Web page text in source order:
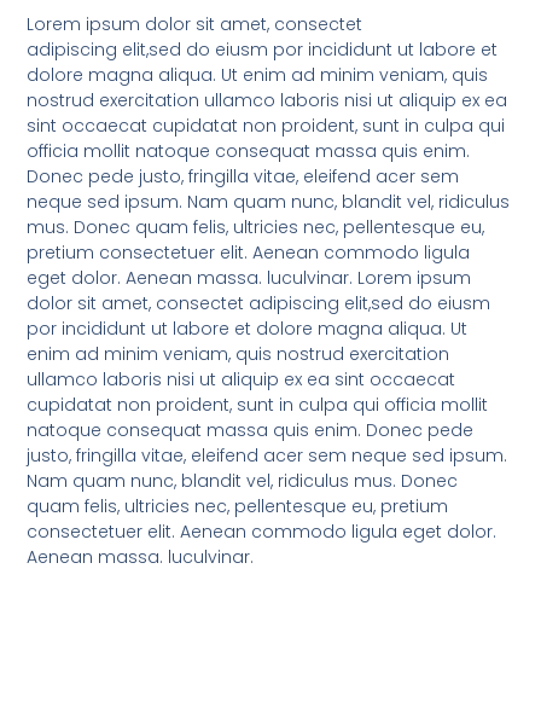
Lorem ipsum dolor sit amet, consectet
adipiscing elit,sed do eiusm por incididunt ut labore et
dolore magna aliqua. Ut enim ad minim veniam, quis
nostrud exercitation ullamco laboris nisi ut aliquip ex ea
sint occaecat cupidatat non proident, sunt in culpa qui
officia mollit natoque consequat massa quis enim.
Donec pede justo, fringilla vitae, eleifend acer sem
neque sed ipsum. Nam quam nunc, blandit vel, ridiculus
mus. Donec quam felis, ultricies nec, pellentesque eu,
pretium consectetuer elit. Aenean commodo ligula
eget dolor. Aenean massa. luculvinar. Lorem ipsum
dolor sit amet, consectet adipiscing elit,sed do eiusm
por incididunt ut labore et dolore magna aliqua. Ut
enim ad minim veniam, quis nostrud exercitation
ullamco laboris nisi ut aliquip ex ea sint occaecat
cupidatat non proident, sunt in culpa qui officia mollit
natoque consequat massa quis enim. Donec pede
justo, fringilla vitae, eleifend acer sem neque sed ipsum.
Nam quam nunc, blandit vel, ridiculus mus. Donec
quam felis, ultricies nec, pellentesque eu, pretium
consectetuer elit. Aenean commodo ligula eget dolor.
Aenean massa. luculvinar.